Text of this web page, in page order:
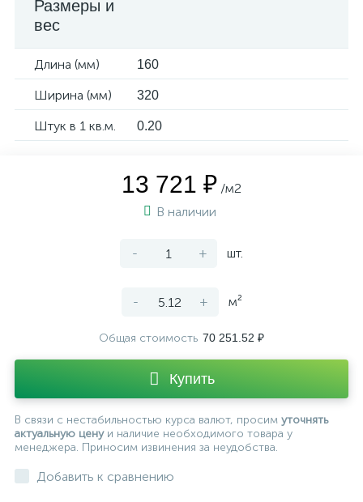
Размеры и
вес
Длина (мм) 160
Ширина (мм) 320
Штук в 1 кв.м. 0.20
13 721 ₽ /м2
В наличии
- + шт.
- + м²
Общая стоимость 70 251.52 ₽
Купить
В связи с нестабильностью курса валют, просим уточнять
актуальную ценуи наличие необходимого товара у
менеджера. Приносим извинения за неудобства.
Добавить к сравнению